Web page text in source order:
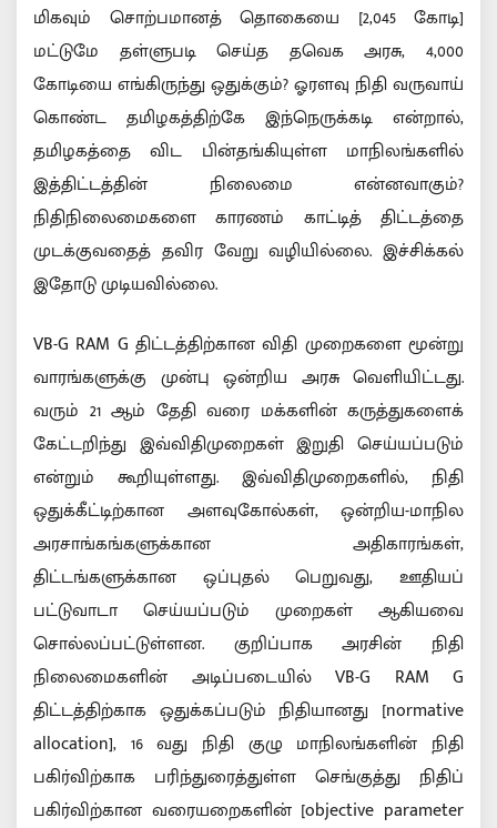
மிகவும் சொற்பமானத் தொகையை [2,045 கோடி]
மட்டுமே தள்ளுபடி செய்த தவெக அரசு, 4,000
கோடியை எங்கிருந்து ஒதுக்கும்? ஓரளவு நிதி வருவாய்
கொண்ட தமிழகத்திற்கே இந்நெருக்கடி என்றால்,
தமிழகத்தை விட பின்தங்கியுள்ள மாநிலங்களில்
இத்திட்டத்தின் நிலைமை என்னவாகும்?
நிதிநிலைமைகளை காரணம் காட்டித் திட்டத்தை
முடக்குவதைத் தவிர வேறு வழியில்லை. இச்சிக்கல்
இதோடு முடியவில்லை.
VB-G RAM G திட்டத்திற்கான விதி முறைகளை மூன்று
வாரங்களுக்கு முன்பு ஒன்றிய அரசு வெளியிட்டது.
வரும் 21 ஆம் தேதி வரை மக்களின் கருத்துகளைக்
கேட்டறிந்து இவ்விதிமுறைகள் இறுதி செய்யப்படும்
என்றும் கூறியுள்ளது. இவ்விதிமுறைகளில், நிதி
ஒதுக்கீட்டிற்கான அளவுகோல்கள், ஒன்றிய-மாநில
அரசாங்கங்களுக்கான அதிகாரங்கள்,
திட்டங்களுக்கான ஒப்புதல் பெறுவது, ஊதியப்
பட்டுவாடா செய்யப்படும் முறைகள் ஆகியவை
சொல்லப்பட்டுள்ளன. குறிப்பாக அரசின் நிதி
நிலைமைகளின் அடிப்படையில் VB-G RAM G
திட்டத்திற்காக ஒதுக்கப்படும் நிதியானது [normative
allocation], 16 வது நிதி குழு மாநிலங்களின் நிதி
பகிர்விற்காக பரிந்துரைத்துள்ள செங்குத்து நிதிப்
பகிர்விற்கான வரையறைகளின் [objective parameter